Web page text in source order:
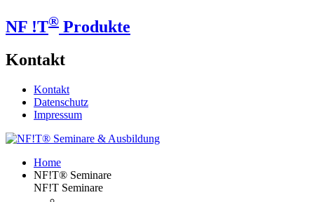
NF !T® Produkte
Kontakt
Kontakt
Datenschutz
Impressum
Home
NF!T® Seminare
NF!T Seminare